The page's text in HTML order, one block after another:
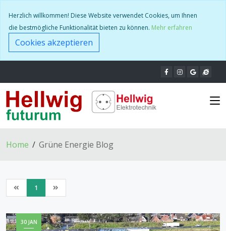
Herzlich willkommen! Diese Website verwendet Cookies, um Ihnen
die bestmögliche Funktionalität bieten zu können. Mehr erfahren
Cookies akzeptieren
Home Grüne Energie Blog
1
30 JAN